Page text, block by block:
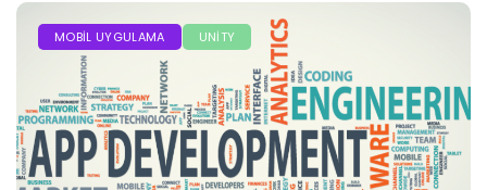
MOBIL UYGULAMA UNITY